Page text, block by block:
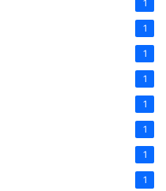
1
1
1
1
1
1
1
1